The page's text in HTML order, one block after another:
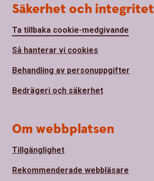
Säkerhet och integritet
Ta tillbaka cookie-medgivande
Så hanterar vi cookies
Behandling av personuppgifter
Bedrägeri och säkerhet
Om webbplatsen
Tillgänglighet
Rekommenderade webbläsare